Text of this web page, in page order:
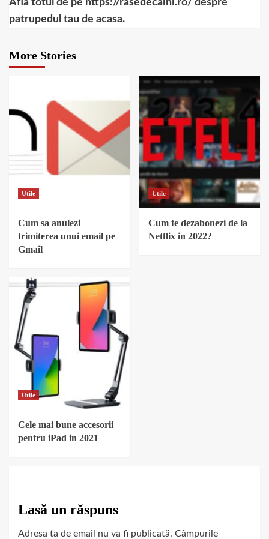
Afla totul de pe https://rasedecaini.ro/ despre
patrupedul tau de acasa.
More Stories
Utile
Cum sa anulezi
trimiterea unui email pe
Gmail
Utile
Cum te dezabonezi de la
Netflix in 2022?
Utile
Cele mai bune accesorii
pentru iPad in 2021
Lasă un răspuns
Adresa ta de email nu va fi publicată. Câmpurile